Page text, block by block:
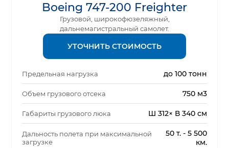
Boeing 747-200 Freighter
Грузовой, широкофюзеляжный,
дальнемагистральный самолет.
УТОЧНИТЬ СТОИМОСТЬ
Предельная нагрузка до 100 тонн
Объем грузового отсека 750 м3
Габариты грузового люка Ш 312× В 340 см
Дальность полета при максимальной
загрузке
50 т. - 5 500
км.